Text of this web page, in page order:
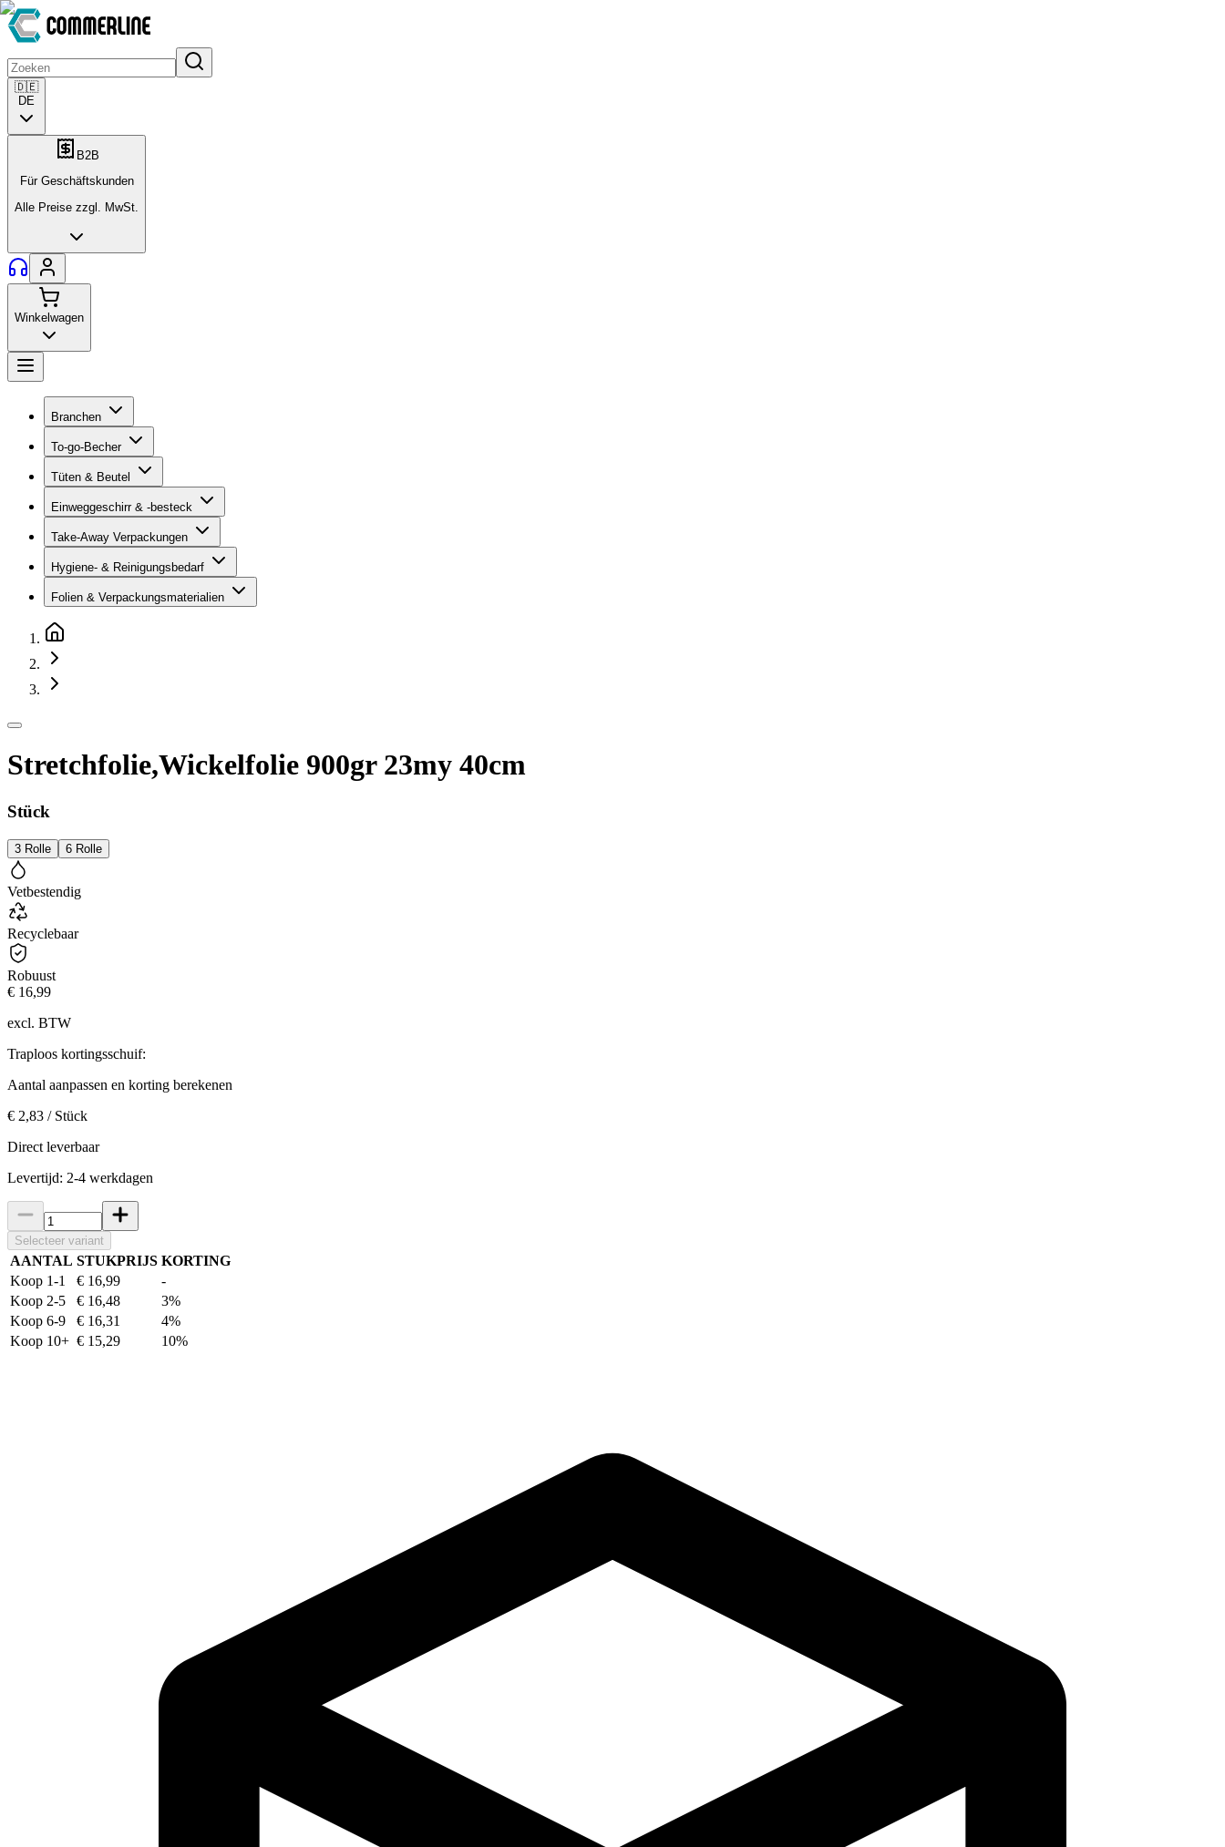
🇩🇪
DE
B2B
Für Geschäftskunden
Alle Preise zzgl. MwSt.
Winkelwagen
Branchen
To-go-Becher
Tüten & Beutel
Einweggeschirr & -besteck
Take-Away Verpackungen
Hygiene- & Reinigungsbedarf
Folien & Verpackungsmaterialien
Stretchfolie,Wickelfolie 900gr 23my 40cm
Stück
3 Rolle 6 Rolle
Vetbestendig
Recyclebaar
Robuust
€ 16,99
excl. BTW
Traploos kortingsschuif:
Aantal aanpassen en korting berekenen
€ 2,83 / Stück
Direct leverbaar
Levertijd: 2-4 werkdagen
Selecteer variant
AANTAL STUKPRIJS KORTING
Koop 1-1
€ 16,99
-
Koop 2-5
€ 16,48
3%
Koop 6-9
€ 16,31
4%
Koop 10+ € 15,29 10%